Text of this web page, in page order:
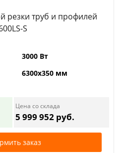
резки труб и профилей
S
3000 Вт
6300х350 мм
Цена со склада
5 999 952 руб.
заказ